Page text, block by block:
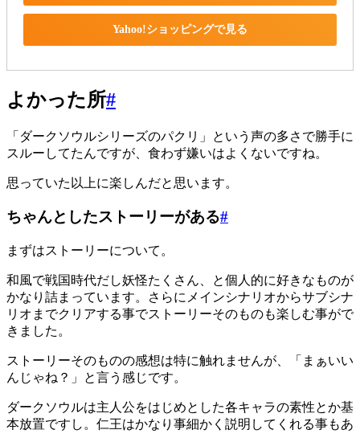
Yahoo!ショッピングで見る
よかった所#
「ダークソウルシリーズのパクリ」という声の多さで勝手に
スルーしてたんですが、食わず嫌いはよくないですね。
思っていた以上に楽しんだと思います。
ちゃんとしたストーリーがある#
まずはストーリーについて。
和風で戦国時代だし妖怪たくさん、と個人的に好きなものが
かなり詰まっています。さらにメインシナリオからサブシナ
リオまでクリアする事でストーリーそのものも楽しむ事がで
きました。
ストーリーそのものの感想は特に触れませんが、「まぁいい
んじゃね？」と言う感じです。
ダークソウルは主人公をはじめとした各キャラの素性とか基
本放置ですし。仁王はかなり事細かく説明してくれる事もあ